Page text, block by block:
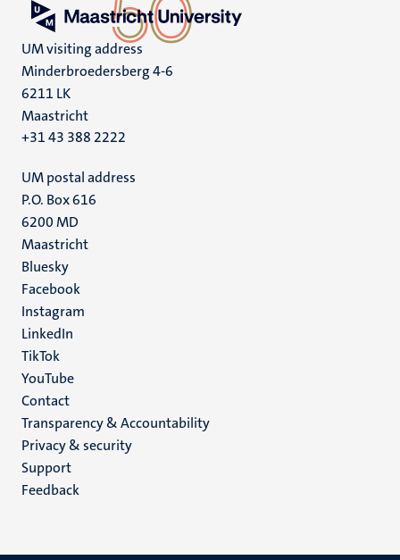
UM visiting address
Minderbroedersberg 4-6
6211 LK
Maastricht
+31 43 388 2222
UM postal address
P.O. Box 616
6200 MD
Maastricht
Social
media
Bluesky
Facebook
Instagram
LinkedIn
TikTok
YouTube
Menu
footer
(EN)
Contact
Transparency & Accountability
Privacy & security
Support
Feedback